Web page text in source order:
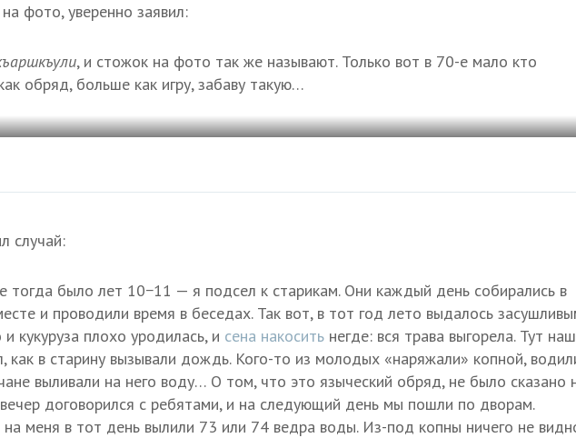
фото, уверенно заявил:
, и стожок на фото так же называют. Только вот в 70-е мало кто
обряд, больше как игру, забаву такую…
случай:
было лет 10−11 — я подсел к старикам. Они каждый день собирались в
и проводили время в беседах. Так вот, в тот год лето выдалось
кукуруза плохо уродилась, и сена накосить негде: вся трава выгорела. Тут наш
как в старину вызывали дождь. Кого-то из молодых «наряжали» копной,
выливали на него воду… О том, что это языческий обряд, не было сказано
договорился с ребятами, и на следующий день мы пошли по дворам.
меня в тот день вылили 73 или 74 ведра воды. Из-под копны ничего не